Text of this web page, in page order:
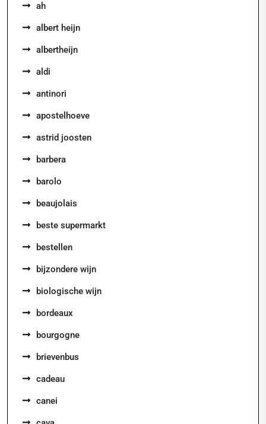
ah
albert heijn
albertheijn
aldi
antinori
apostelhoeve
astrid joosten
barbera
barolo
beaujolais
beste supermarkt
bestellen
bijzondere wijn
biologische wijn
bordeaux
bourgogne
brievenbus
cadeau
canei